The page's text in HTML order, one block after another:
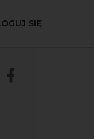
SIĘ
nasze
Udostępnij